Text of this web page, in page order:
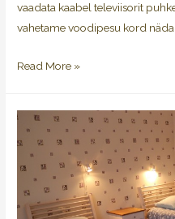
vaadata kaabel televiisorit
vahetame voodipesu kord
Read More »